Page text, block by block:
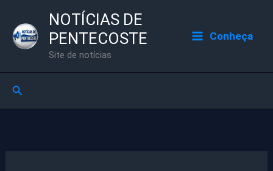
para
NOTÍCIAS DE
PENTECOSTE
Site de notícias
Conheça
Pesquisar